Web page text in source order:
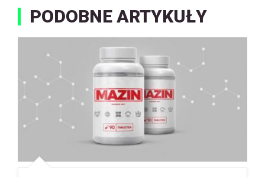
PODOBNE ARTYKUŁY